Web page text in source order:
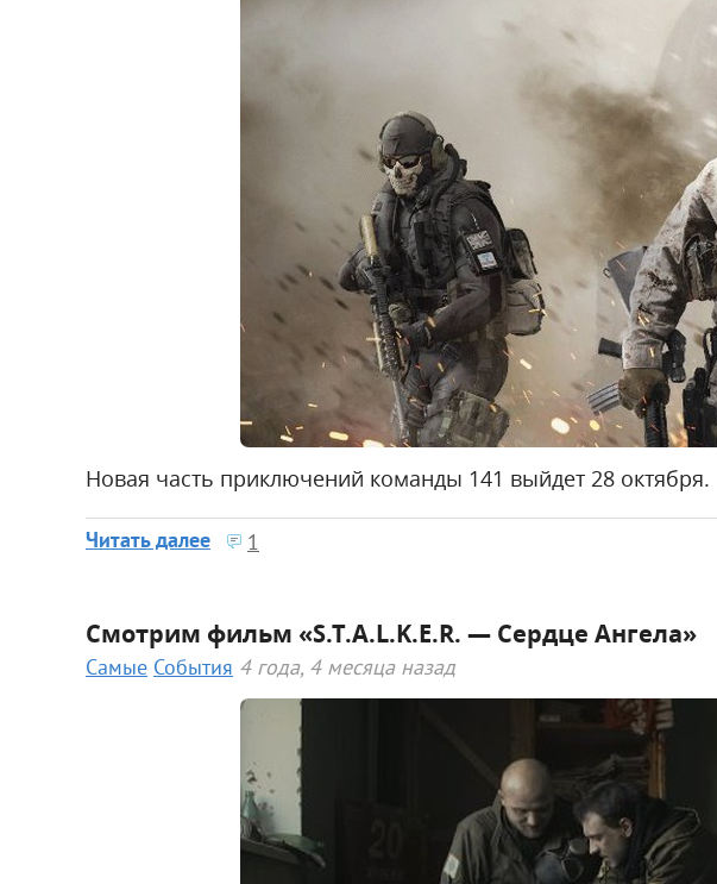
Новая часть приключений команды 141 выйдет 28 октября.
Читать далее 1
Смотрим фильм «S.T.A.L.K.E.R. — Сердце Ангела»
Самые События 4 года, 4 месяца назад